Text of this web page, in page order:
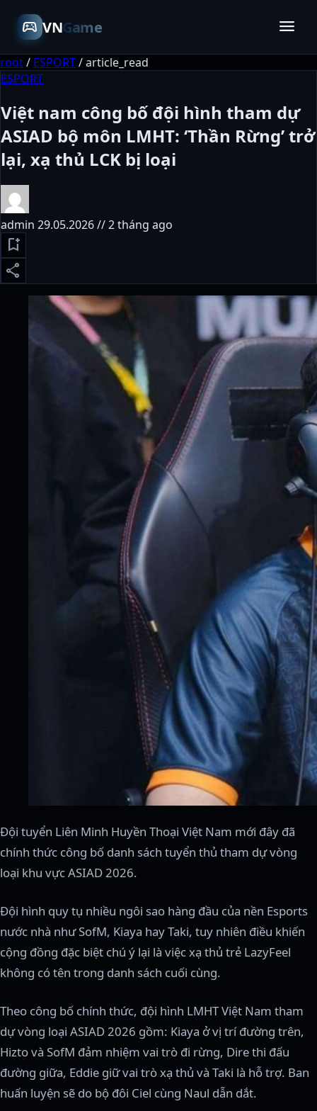
sports_esports VNGame menu
root/ ESPORT/article_read
ESPORT
Việt nam công bố đội hình tham dự
ASIAD bộ môn LMHT: ‘Thần Rừng’ trở
lại, xạ thủ LCK bị loại
admin 29.05.2026 // 2 tháng ago
bookmark_add
share
Đội tuyển Liên Minh Huyền Thoại Việt Nam mới đây đã
chính thức công bố danh sách tuyển thủ tham dự vòng
loại khu vực ASIAD 2026.
Đội hình quy tụ nhiều ngôi sao hàng đầu của nền Esports
nước nhà như SofM, Kiaya hay Taki, tuy nhiên điều khiến
cộng đồng đặc biệt chú ý lại là việc xạ thủ trẻ LazyFeel
không có tên trong danh sách cuối cùng.
Theo công bố chính thức, đội hình LMHT Việt Nam tham
dự vòng loại ASIAD 2026 gồm: Kiaya ở vị trí đường trên,
Hizto và SofM đảm nhiệm vai trò đi rừng, Dire thi đấu
đường giữa, Eddie giữ vai trò xạ thủ và Taki là hỗ trợ. Ban
huấn luyện sẽ do bộ đôi Ciel cùng Naul dẫn dắt.